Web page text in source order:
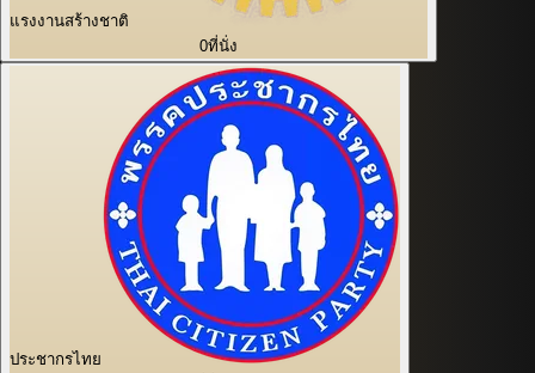
แรงงานสร้างชาติ
0ที่นั่ง
ประชากรไทย